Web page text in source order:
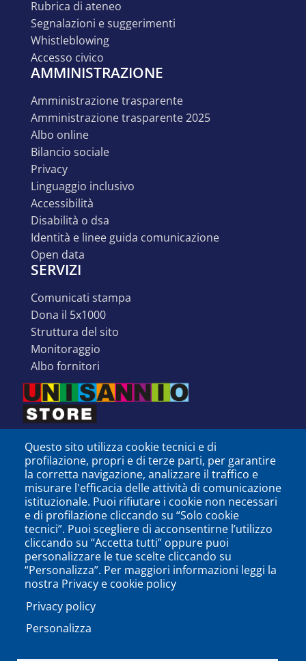
rubrica di ateneo
segnalazioni e suggerimenti
whistleblowing
accesso civico
AMMINISTRAZIONE
amministrazione trasparente
amministrazione trasparente 2025
albo online
bilancio sociale
privacy
linguaggio inclusivo
accessibilità
disabilità o dsa
identità e linee guida comunicazione
open data
SERVIZI
comunicati stampa
dona il 5x1000
struttura del sito
monitoraggio
albo fornitori
SEGUICI SU
PODCAST
Questo sito utilizza cookie tecnici e di
profilazione, propri e di terze parti, per garantire
la corretta navigazione, analizzare il traffico e
misurare l'efficacia delle attività di comunicazione
istituzionale. Puoi rifiutare i cookie non necessari
e di profilazione cliccando su “Solo cookie
tecnici”. Puoi scegliere di acconsentirne l’utilizzo
cliccando su “Accetta tutti” oppure puoi
personalizzare le tue scelte cliccando su
“Personalizza”. Per maggiori informazioni leggi la
nostra Privacy e cookie policy
Privacy policy
Personalizza